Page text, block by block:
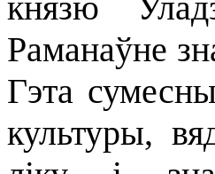
Раманаўне
Гэта
культуры,